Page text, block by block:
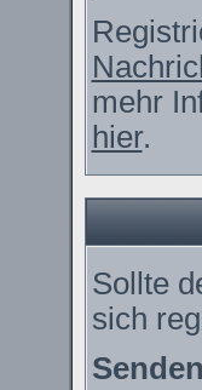
mehr
hier.
Sollte
sich